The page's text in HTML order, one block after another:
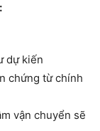
dự kiến
chứng từ chính
vận chuyển sẽ